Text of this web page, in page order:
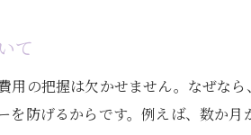
費用総額や月額料金の男
女性向け・男性向けプラ
て
用の把握は欠かせません。なぜな
を防げるからです。例えば、数か